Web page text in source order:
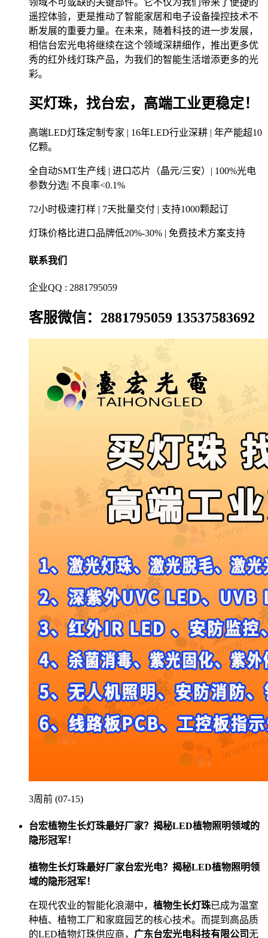
遥控体验，更是推动了智能家居和电子设备操控技术不
断发展的重要力量。在未来，随着科技的进一步发展，
相信台宏光电将继续在这个领域深耕细作，推出更多优
秀的红外线灯珠产品，为我们的智能生活增添更多的光
彩。
买灯珠，找台宏，高端工业更稳定！
高端LED灯珠定制专家 | 16年LED行业深耕 | 年产能超10
亿颗。
全自动SMT生产线 | 进口芯片（晶元/三安）| 100%光电
参数分选| 不良率<0.1%
72小时极速打样 | 7天批量交付 | 支持1000颗起订
灯珠价格比进口品牌低20%-30% | 免费技术方案支持
联系我们
企业QQ : 2881795059
客服微信：2881795059 13537583692
3周前 (07-15)
台宏植物生长灯珠最好厂家？揭秘LED植物照明领域的
隐形冠军！
植物生长灯珠最好厂家台宏光电？揭秘LED植物照明领
域的隐形冠军！
在现代农业的智能化浪潮中， 植物生长灯珠已成为温室
种植、植物工厂和家庭园艺的核心技术。而提到高品质
的LED植物灯珠供应商， 广东台宏光电科技有限公司无